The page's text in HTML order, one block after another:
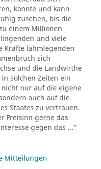
konnte und kann
zusehen, bis die
einem Millionen
und viele
Kräfte lahmlegenden
sich
und die Landwirthe
in solchen Zeiten ein
nicht nur auf die eigene
auch auf die
Staates zu vertrauen.
Freisinn gerne das
gegen das ..."
Mitteilungen